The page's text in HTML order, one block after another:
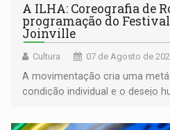
A ILHA: Coreografia de
programação do
Joinville
Cultura 07 de Agosto de
A movimentação cria uma
condição individual e o desejo